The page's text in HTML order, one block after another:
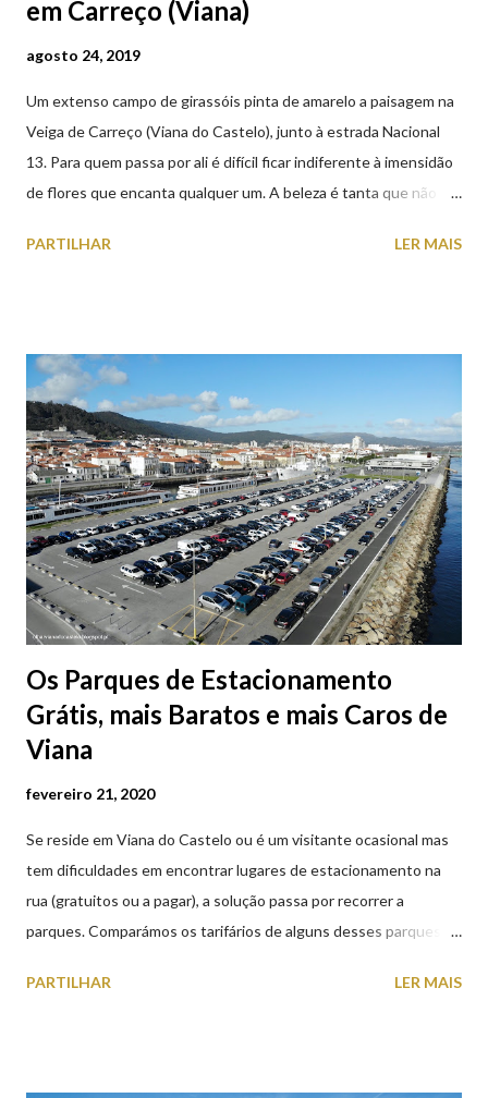
em Carreço (Viana)
agosto 24, 2019
Um extenso campo de girassóis pinta de amarelo a paisagem na
Veiga de Carreço (Viana do Castelo), junto à estrada Nacional
13. Para quem passa por ali é difícil ficar indiferente à imensidão
de flores que encanta qualquer um. A beleza é tanta que não
aproveite a paisagem como cenário para tirar algumas
PARTILHAR LER MAIS
Os Parques de Estacionamento
Grátis, mais Baratos e mais Caros de
Viana
fevereiro 21, 2020
Se reside em Viana do Castelo ou é um visitante ocasional mas
tem dificuldades em encontrar lugares de estacionamento na
rua (gratuitos ou a pagar), a solução passa por recorrer a
parques. Comparámos os tarifários de alguns desses parques de
subterrâneos) perto do centro da cidade (entenda-se por
PARTILHAR LER MAIS